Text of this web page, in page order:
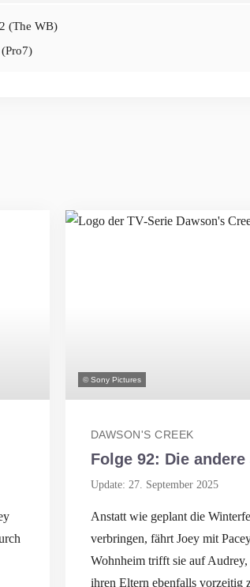
(The WB)
© Sony Pictures
DAWSON'S CREEK
Folge 92: Die andere
Update: 27. September 2025
Anstatt wie geplant die
verbringen, fährt Joey mit
Wohnheim trifft sie auf
ihren Eltern ebenfalls vorzeitig